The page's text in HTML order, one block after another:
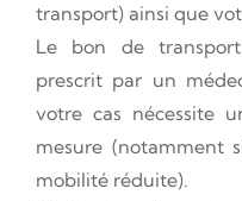
transport) ainsi que
Le bon de
prescrit par un
votre cas nécessite
mesure (notamment
mobilité réduite).